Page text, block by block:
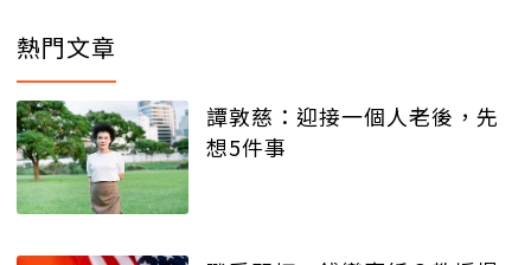
熱門文章
譚敦慈：迎接一個人老後，先
想5件事